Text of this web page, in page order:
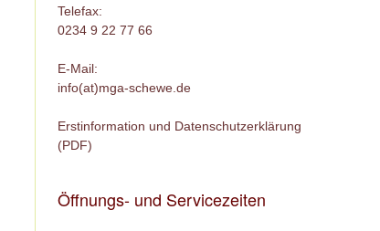
Telefax:
0234 9 22 77 66
E-Mail:
info(at)mga-schewe.de
Erstinformation und Datenschutzerklärung
(PDF)
Öffnungs- und Servicezeiten